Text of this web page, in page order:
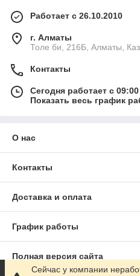
Работает с 26.10.2010
г. Алматы
Толе би, 216Б, Алматы,
Контакты
Сегодня работает с
Показать весь график
О нас
Контакты
Доставка и оплата
График работы
Полная версия сайта
Сейчас у компании